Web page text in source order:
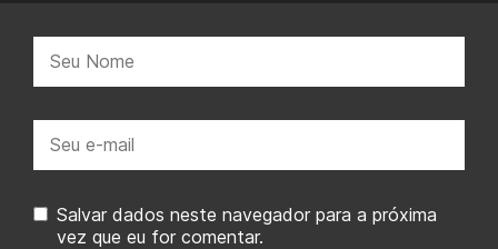
mail:
Salvar dados neste navegador para a próxima
vez que eu for comentar.